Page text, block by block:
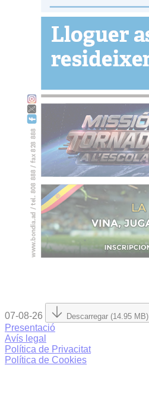
07-08-26 Descarregar (14.95 MB)
Presentació
Avís legal
Política de Privacitat
Política de Cookies